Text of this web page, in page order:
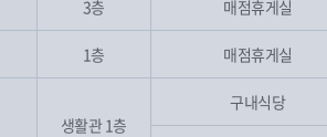
3층 매점휴게실
1층 매점휴게실
생활관 1층
구내식당